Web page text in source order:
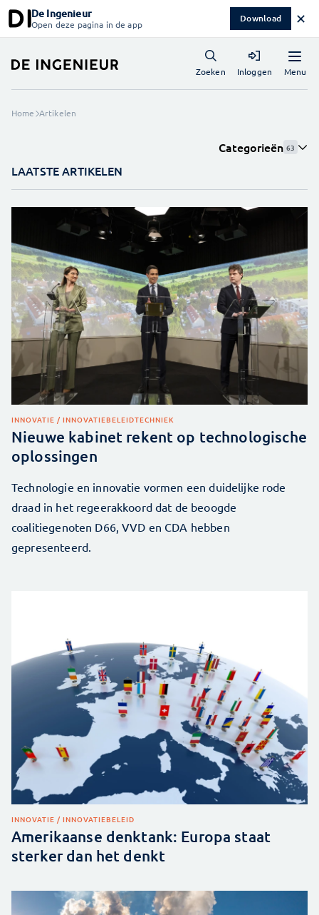
De Ingenieur
Open deze pagina in de app Download ✕
Menu
Zoeken Inloggen
Home Artikelen
Categorieën 63
LAATSTE ARTIKELEN
INNOVATIE / INNOVATIEBELEIDTECHNIEK
Nieuwe kabinet rekent op technologische
oplossingen
Technologie en innovatie vormen een duidelijke rode
draad in het regeerakkoord dat de beoogde
coalitiegenoten D66, VVD en CDA hebben
gepresenteerd.
INNOVATIE / INNOVATIEBELEID
Amerikaanse denktank: Europa staat
sterker dan het denkt